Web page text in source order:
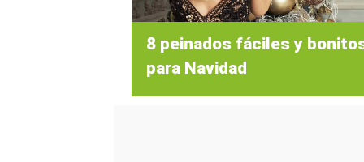
8 peinados fáciles y
para Navidad